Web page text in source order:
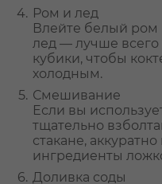
Ром и лед
Влейте белый ром
лед — лучше всего
кубики, чтобы
холодным.
Смешивание
Если вы
тщательно
стакане,
ингредиенты
Доливка соды